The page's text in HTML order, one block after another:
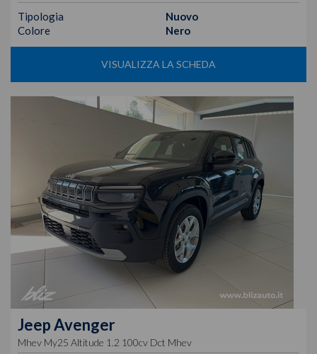
Tipologia
Nuovo
Colore
Nero
VISUALIZZA LA SCHEDA
JeepAvenger
Mhev My25 Altitude 1.2 100cv Dct Mhev